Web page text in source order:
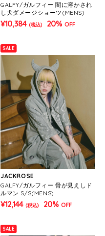
GALFY/ガルフィー 闇に溶かされ
し犬ダメージショーツ(MENS)
¥10,384 (税込) 20% OFF
SALE
JACKROSE
GALFY/ガルフィー 骨が見えしド
ルマン S/S(MENS)
¥12,144 (税込) 20% OFF
SALE